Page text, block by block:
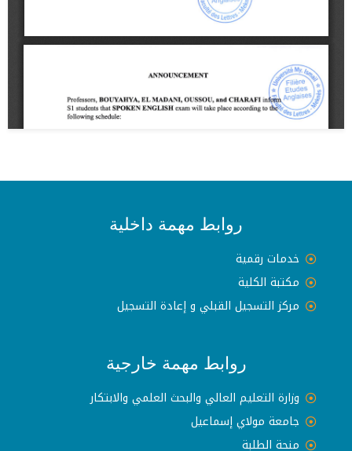
روابط مهمة داخلية
خدمات رقمية
مكتبة الكلية
مركز التسجيل القبلي و إعادة التسجيل
روابط مهمة خارجية
وزارة التعليم العالي والبحث العلمي والابتكار
جامعة مولاي إسماعيل
منحة الطلبة